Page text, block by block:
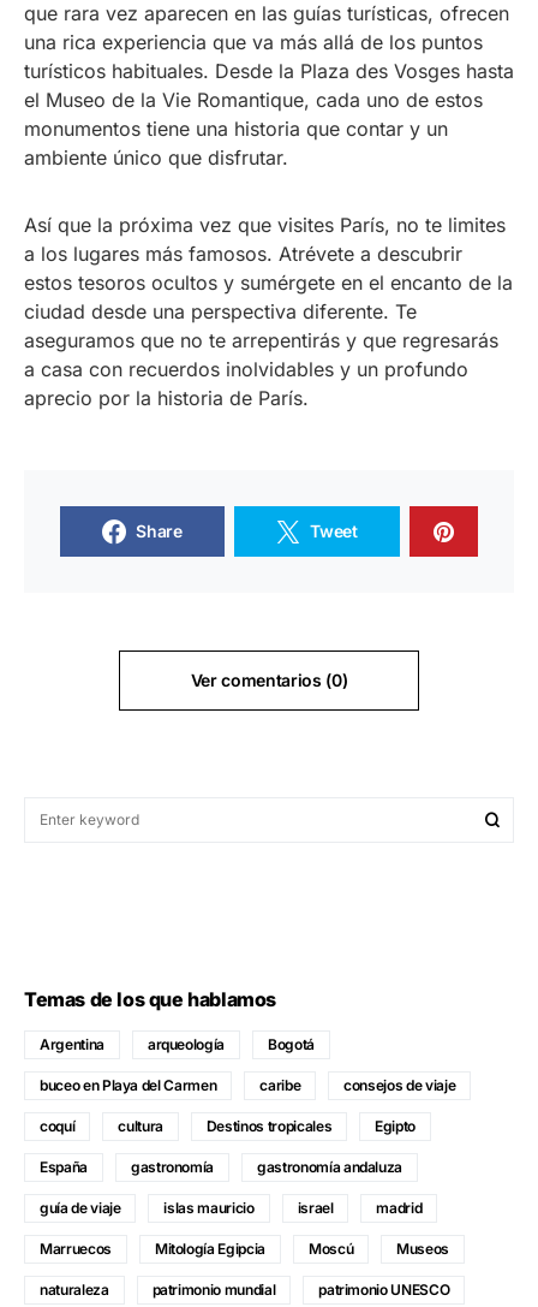
que rara vez aparecen en las guías turísticas, ofrecen
una rica experiencia que va más allá de los puntos
turísticos habituales. Desde la Plaza des Vosges hasta
el Museo de la Vie Romantique, cada uno de estos
monumentos tiene una historia que contar y un
ambiente único que disfrutar.
Así que la próxima vez que visites París, no te limites
a los lugares más famosos. Atrévete a descubrir
estos tesoros ocultos y sumérgete en el encanto de la
ciudad desde una perspectiva diferente. Te
aseguramos que no te arrepentirás y que regresarás
a casa con recuerdos inolvidables y un profundo
aprecio por la historia de París.
Share Tweet
Ver comentarios (0)
Temas de los que hablamos
Argentina arqueología Bogotá
buceo en Playa del Carmen caribe consejos de viaje
coquí cultura Destinos tropicales Egipto
España gastronomía gastronomía andaluza
guía de viaje islas mauricio israel madrid
Marruecos Mitología Egipcia Moscú Museos
naturaleza patrimonio mundial patrimonio UNESCO